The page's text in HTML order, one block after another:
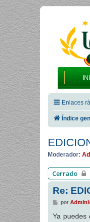
Enlaces
Índice
Moderador:
Cerrado
Re:
M
n
por
Ya puedes